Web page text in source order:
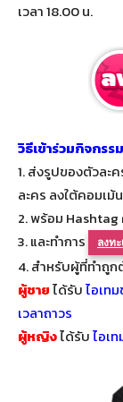
เวลา 18.00 น.
วิธีเข้าร่วมกิจกรร
1. ส่งรูปของตัวละ
ละคร ลงใต้คอมเม้
2. พร้อม
3. และทำการ
ลงท
4. สำหรับผู้ที่ทำถูก
ผู้ชายได้รับไอเท
เวลาถาวร
ผู้หญิงได้รับไอเ